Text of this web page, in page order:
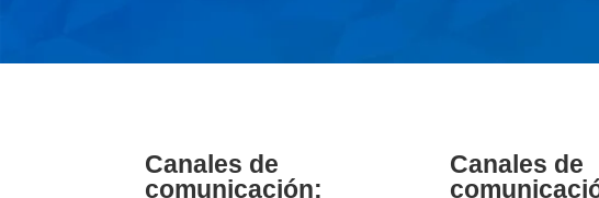
Canales de
comunicación:
Canales de